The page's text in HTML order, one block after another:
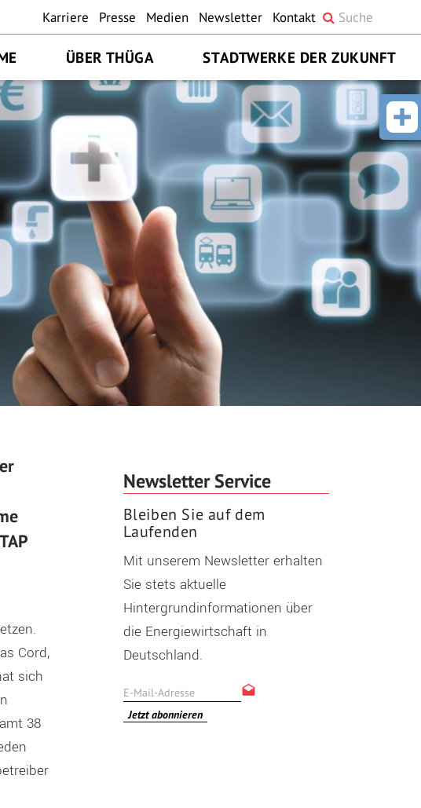
Karriere Presse Medien Newsletter Kontakt
ÜBER THÜGA STADTWERKE DER ZUKUNFT
Cord,
sich
38
Newsletter Service
Bleiben Sie auf dem
Laufenden
Mit unserem Newsletter erhalten
Sie stets aktuelle
Hintergrundinformationen über
die Energiewirtschaft in
Deutschland.
Jetzt abonnieren